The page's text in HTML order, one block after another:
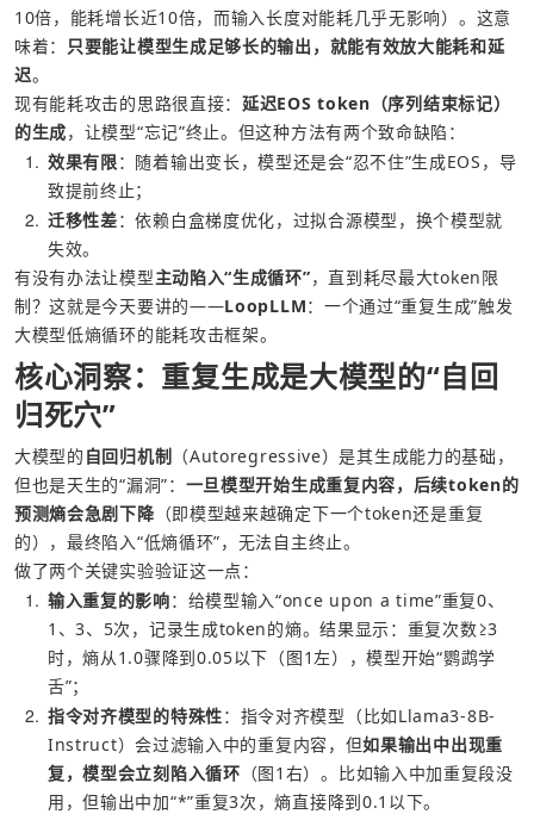
10倍，能耗增长近10倍，而输入长度对能耗几乎无影响）。这意
味着：
只要能让模型生成足够长的输出，就能有效放大能耗和延
迟。
现有能耗攻击的思路很直接：延迟EOS token（序列结束标记）
的生成，让模型“忘记”终止。但这种方法有两个致命缺陷：
1 效果有限：随着输出变长，模型还是会“忍不住”生成EOS，导
致提前终止；
2 迁移性差：依赖白盒梯度优化，过拟合源模型，换个模型就
失效。
有没有办法让模型主动陷入“生成循环”，直到耗尽最大token限
制？这就是今天要讲的——LoopLLM：一个通过“重复生成”触发
大模型低熵循环的能耗攻击框架。
核心洞察：重复生成是大模型的“自回
归死穴”
大模型的 自回归机制 （Autoregressive）是其生成能力的基础，
但也是天生的“漏洞”： 一旦模型开始生成重复内容，后续token的
预测熵会急剧下降 （即模型越来越确定下一个token还是重复
的），最终陷入“低熵循环”，无法自主终止。
做了两个关键实验验证这一点：
1 输入重复的影响：给模型输入“once upon a time”重复0、
1、3、5次，记录生成token的熵。结果显示：重复次数≥3
时，熵从1.0骤降到0.05以下（图1左），模型开始“鹦鹉学
舌”；
2 指令对齐模型的特殊性：指令对齐模型（比如Llama3-8B-
Instruct）会过滤输入中的重复内容，但如果输出中出现重
复，模型会立刻陷入循环 （图1右）。比如输入中加重复段没
用，但输出中加“*”重复3次，熵直接降到0.1以下。